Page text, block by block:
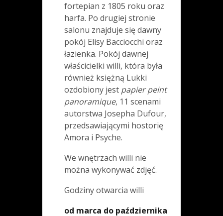
fortepian z 1805 roku oraz
harfa. Po drugiej stronie
salonu znajduje się dawny
pokój Elisy Bacciocchi oraz
łazienka. Pokój dawnej
właścicielki willi, która była
również księżną Lukki
ozdobiony jest papier peint
panoramique, 11 scenami
autorstwa Josepha Dufour,
przedsawiającymi hostorię
Amora i Psyche.
We wnętrzach willi nie
można wykonywać zdjęć.
Godziny otwarcia willi
od marca do października